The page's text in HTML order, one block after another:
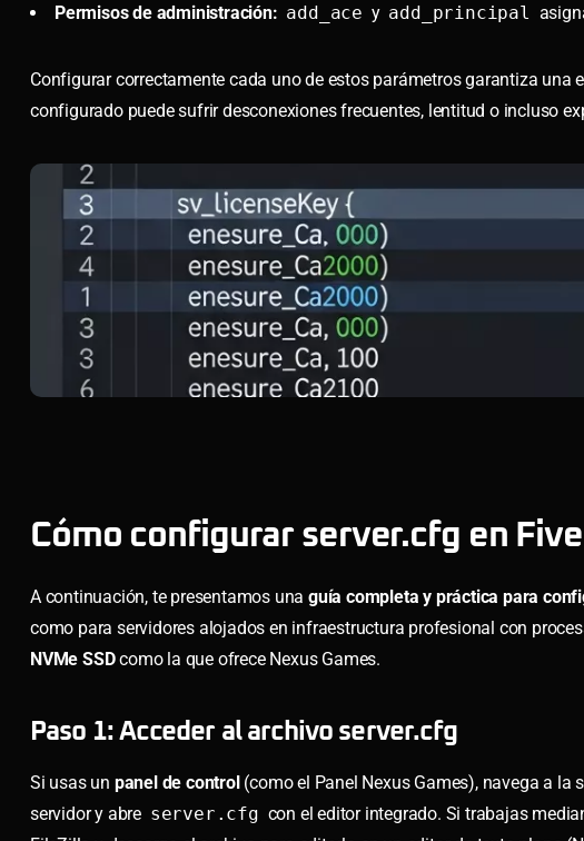
Permisos de administración: add_ace y add_principal
Configurar correctamente cada uno de estos parámetros garantiza
configurado puede sufrir desconexiones frecuentes, lentitud o incluso
Cómo configurar server.cfg en
A continuación, te presentamos una guía completa y práctica para
como para servidores alojados en infraestructura profesional con
NVMe SSDcomo la que ofrece Nexus Games.
Paso 1: Acceder al archivo server.cfg
Si usas un panel de control(como el Panel Nexus Games), navega a la
servidor y abre server.cfg con el editor integrado. Si trabajas